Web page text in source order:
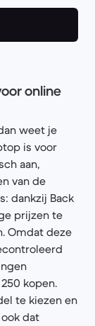
online
weet je
is voor
aan,
van de
dankzij Back
prijzen te
Omdat deze
kopen.
te kiezen en
dat